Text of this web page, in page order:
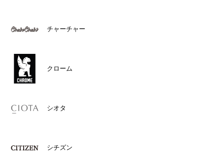
チャーチャー
クローム
シオタ
シチズン